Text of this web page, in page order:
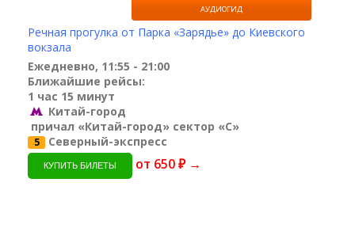
АУДИОГИД
Речная прогулка от Парка «Зарядье» до Киевского
вокзала
Ежедневно, 11:55 - 21:00
Ближайшие рейсы:
1 час 15 минут
Китай-город
причал «Китай-город» сектор «С»
5 Северный-экспресс
КУПИТЬ БИЛЕТЫ от 650 ₽ →